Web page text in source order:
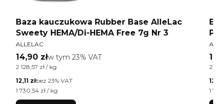
Baza kauczukowa Rubber Base AlleLac
Sweety HEMA/Di-HEMA Free 7g Nr 3
PRODUCENT
ALLELAC
Cena brutto
14,90 złw tym %s VAT
w tym 23% VAT
Cena jednostkowa brutto
2 128,57 zł / kg
Cena netto
12,11 złbez 23% VAT
Cena jednostkowa netto
1 730,54 zł / kg
2
1